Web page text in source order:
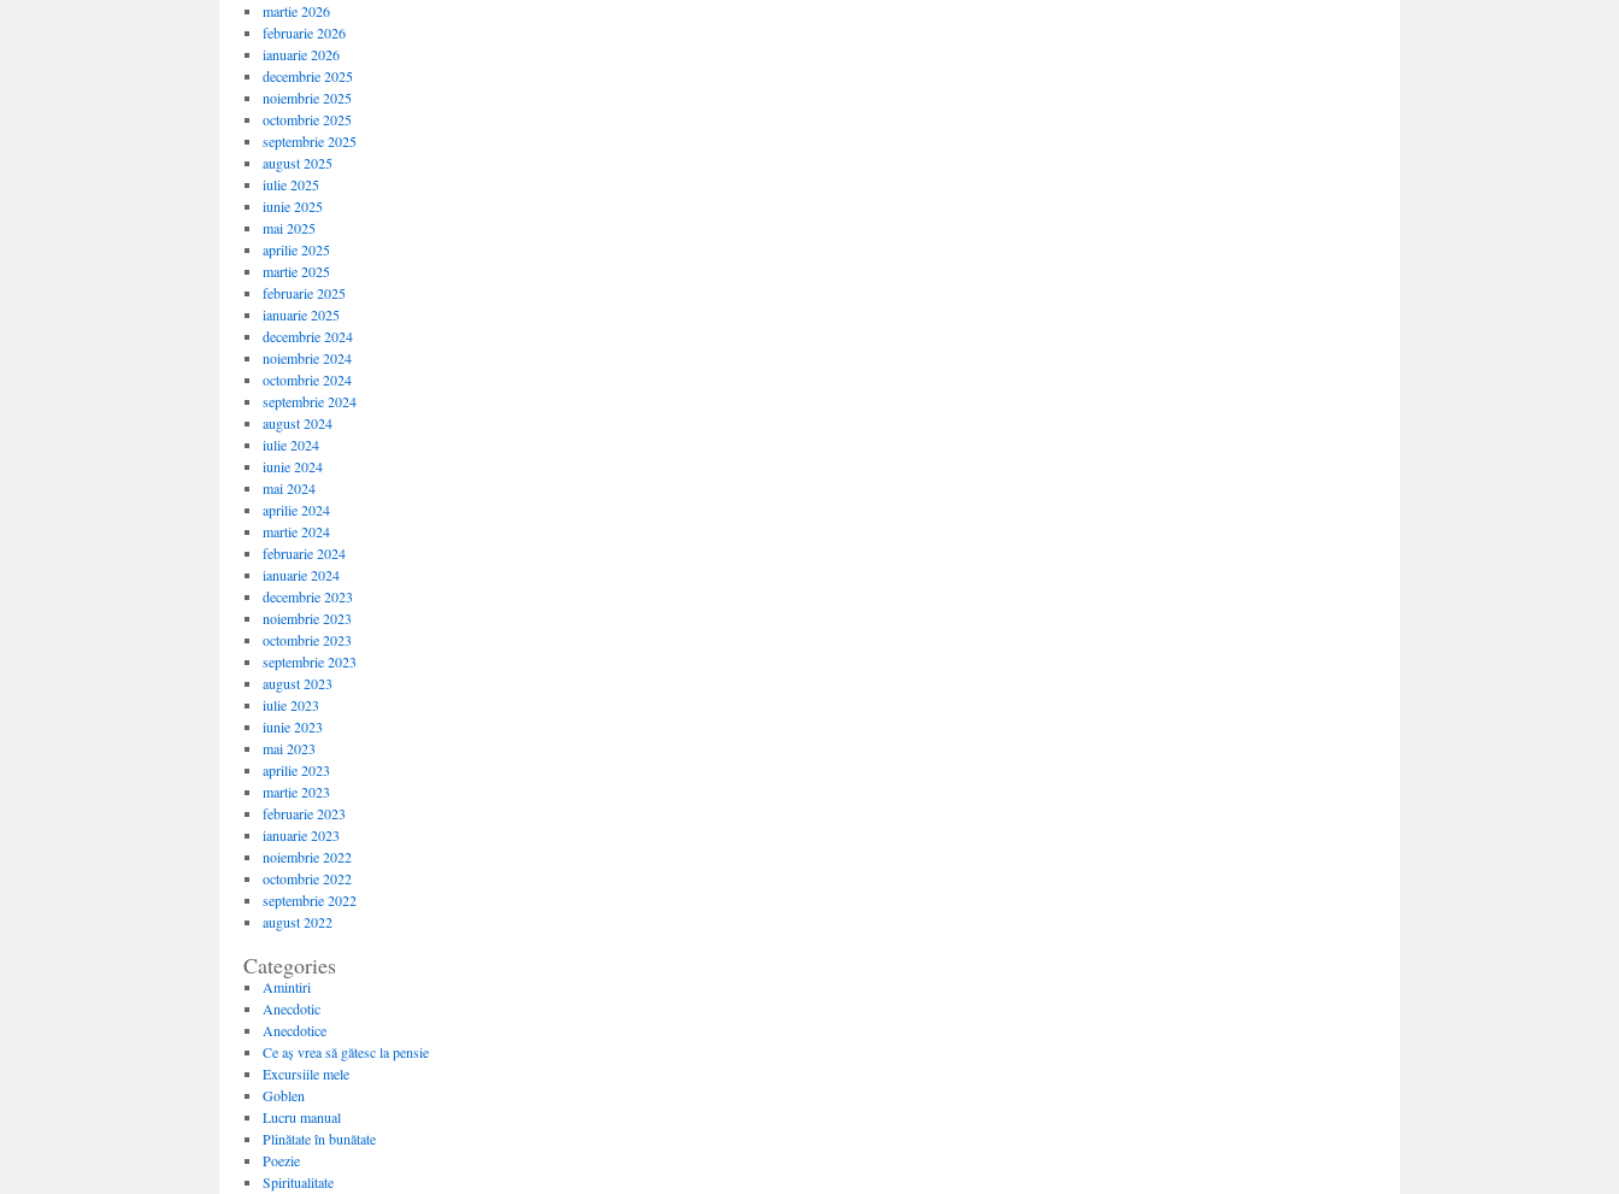
martie 2026
februarie 2026
ianuarie 2026
decembrie 2025
noiembrie 2025
octombrie 2025
septembrie 2025
august 2025
iulie 2025
iunie 2025
mai 2025
aprilie 2025
martie 2025
februarie 2025
ianuarie 2025
decembrie 2024
noiembrie 2024
octombrie 2024
septembrie 2024
august 2024
iulie 2024
iunie 2024
mai 2024
aprilie 2024
martie 2024
februarie 2024
ianuarie 2024
decembrie 2023
noiembrie 2023
octombrie 2023
septembrie 2023
august 2023
iulie 2023
iunie 2023
mai 2023
aprilie 2023
martie 2023
februarie 2023
ianuarie 2023
noiembrie 2022
octombrie 2022
septembrie 2022
august 2022
Categories
Amintiri
Anecdotic
Anecdotice
Ce aș vrea să gătesc la pensie
Excursiile mele
Goblen
Lucru manual
Plinătate în bunătate
Poezie
Spiritualitate